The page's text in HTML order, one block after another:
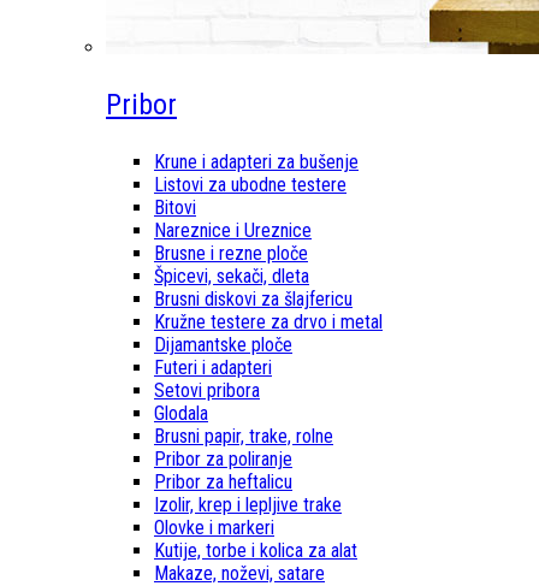
Pribor
Krune i adapteri za bušenje
Listovi za ubodne testere
Bitovi
Nareznice i Ureznice
Brusne i rezne ploče
Špicevi, sekači, dleta
Brusni diskovi za šlajfericu
Kružne testere za drvo i metal
Dijamantske ploče
Futeri i adapteri
Setovi pribora
Glodala
Brusni papir, trake, rolne
Pribor za poliranje
Pribor za heftalicu
Izolir, krep i lepljive trake
Olovke i markeri
Kutije, torbe i kolica za alat
Makaze, noževi, satare